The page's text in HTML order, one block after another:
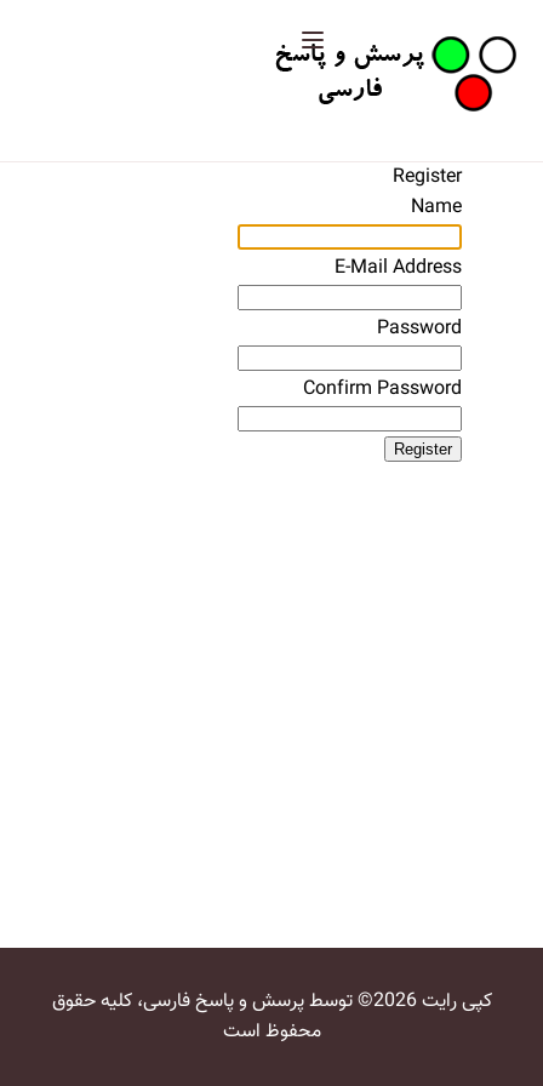
Register
Name
E-Mail Address
Password
Confirm Password
Register
کپی رایت 2026© توسط پرسش و پاسخ فارسی، کلیه حقوق
محفوظ است